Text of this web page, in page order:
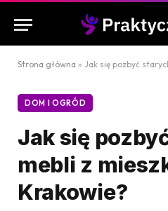
Strona główna » Jak się pozbyć
DOM I OGRÓD
Jak się
mebli z
Krakowie?